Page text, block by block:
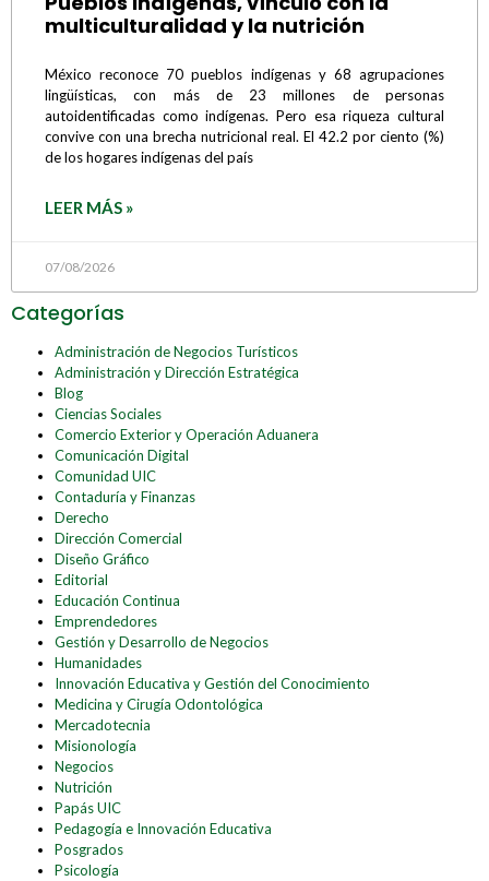
multiculturalidad y la nutrición
México reconoce 70 pueblos indígenas y 68 agrupaciones
lingüísticas, con más de 23 millones de personas
autoidentificadas como indígenas. Pero esa riqueza cultural
convive con una brecha nutricional real. El 42.2 por ciento (%)
de los hogares indígenas del país
LEER MÁS »
07/08/2026
Categorías
Administración de Negocios Turísticos
Administración y Dirección Estratégica
Blog
Ciencias Sociales
Comercio Exterior y Operación Aduanera
Comunicación Digital
Comunidad UIC
Contaduría y Finanzas
Derecho
Dirección Comercial
Diseño Gráfico
Editorial
Educación Continua
Emprendedores
Gestión y Desarrollo de Negocios
Humanidades
Innovación Educativa y Gestión del Conocimiento
Medicina y Cirugía Odontológica
Mercadotecnia
Misionología
Negocios
Nutrición
Papás UIC
Pedagogía e Innovación Educativa
Posgrados
Psicología